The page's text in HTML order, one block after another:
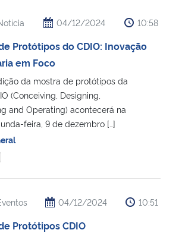
04/12/2024 10:58
Protótipos do CDIO: Inovação
em Foco
da mostra de protótipos da
(Conceiving, Designing,
and Operating) acontecerá na
feira, 9 de dezembro […]
04/12/2024 10:51
Protótipos CDIO